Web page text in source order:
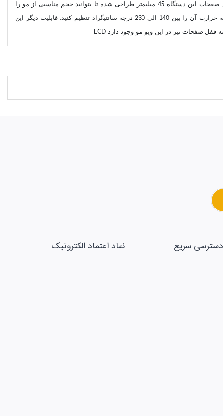
یک دستگاه حالت دهنده تک کاره است که میتوانید با استفاده از آن به راحتی موج های ریز را بر روی موی خود ایجاد کنید. عرض صفحات این دستگاه 45 میلیمتر طراحی شده تا بتوانید حجم مناسبی از مو را
داخل آن قرار دهید. همچنین این دستگاه دارای قابلیت تنظیم درجه حرارت هست که با استفاده از دکمه های تعبیه شده روی بدنه داخلی دستگاه میتوانید درجه حرارت آن را بین 140 الی 230 درجه سانتیگراد تنظیم کنید. قابلیت دیگر این
نماد اعتماد الکترونیک دسترسی سریع